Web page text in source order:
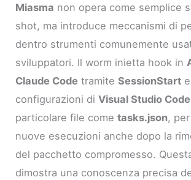
Miasma non opera come semplice
shot, ma introduce meccanismi di
dentro strumenti comunemente
sviluppatori. Il worm inietta hook in
Claude Code tramiteSessionStart
configurazioni diVisual Studio Code
particolare file cometasks.json,
nuove esecuzioni anche dopo la
del pacchetto compromesso.
dimostra una conoscenza precisa